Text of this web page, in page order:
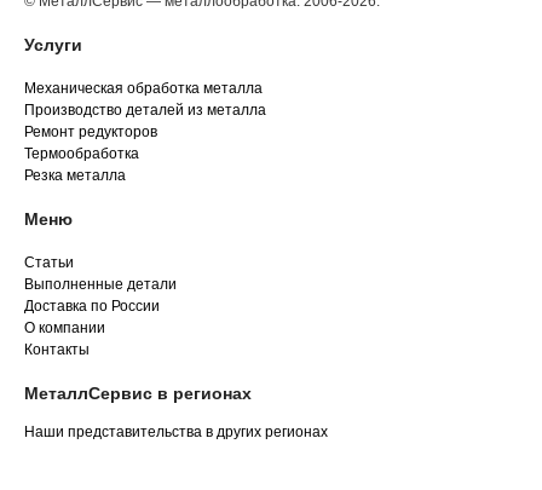
Услуги
Механическая обработка металла
Производство деталей из металла
Ремонт редукторов
Термообработка
Резка металла
Меню
Статьи
Выполненные детали
Доставка по России
О компании
Контакты
МеталлСервис в регионах
Наши представительства в других регионах